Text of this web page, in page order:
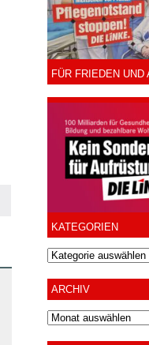
FÜR FRIEDEN UND
KATEGORIEN
ARCHIV
Archiv